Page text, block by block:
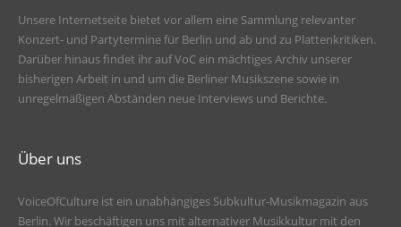
Unsere Internetseite bietet vor allem eine Sammlung relevanter
Konzert- und Partytermine für Berlin und ab und zu Plattenkritiken.
Darüber hinaus findet ihr auf VoC ein mächtiges Archiv unserer
bisherigen Arbeit in und um die Berliner Musikszene sowie in
unregelmäßigen Abständen neue Interviews und Berichte.
Über uns
VoiceOfCulture ist ein unabhängiges Subkultur-Musikmagazin aus
Berlin. Wir beschäftigen uns mit alternativer Musikkultur mit den